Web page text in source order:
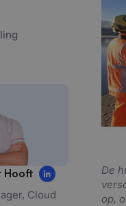
Hooft
Cloud
De
op,